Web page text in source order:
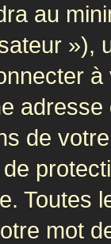
au
de
Toutes
mot